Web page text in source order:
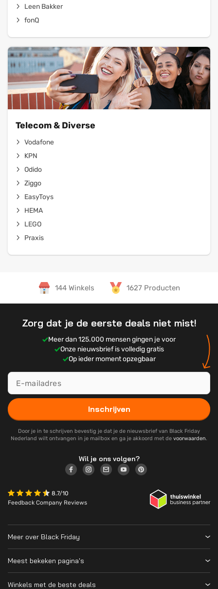
Leen Bakker
fonQ
Telecom & Diverse
Vodafone
KPN
Odido
Ziggo
EasyToys
HEMA
LEGO
Praxis
144 Winkels 1627 Producten
Zorg dat je de eerste deals niet mist!
Meer dan 125.000 mensen gingen je voor
Onze nieuwsbrief is volledig gratis
Op ieder moment opzegbaar
Inschrijven
Door je in te schrijven bevestig je dat je de nieuwsbrief van Black Friday
Nederland wilt ontvangen in je mailbox en ga je akkoord met de voorwaarden.
Wil je ons volgen?
8.7/10
Feedback Company Reviews
Meer over Black Friday
Wanneer is Black Friday?
Cyber Monday 2026
Meest bekeken pagina's
Winkels met de beste deals